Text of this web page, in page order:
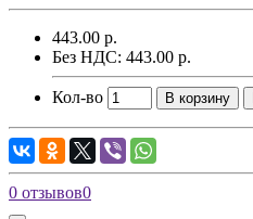
443.00 р.
Без НДС: 443.00 р.
Кол-во В корзину
0 отзывов0